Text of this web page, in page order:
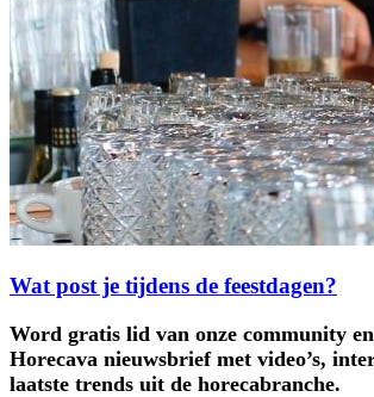
Wat post je tijdens de feestdagen?
Word gratis lid van onze community
Horecava nieuwsbrief met video’s,
laatste trends uit de horecabranche.